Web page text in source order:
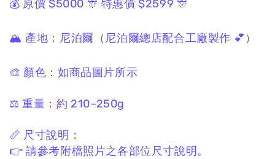
💰 原價 $5000 🎊 特惠價 $2599 🎊
🏔 產地： 尼泊爾 （尼泊爾總店配合工廠製作 💕）
🎨 顏色： 如商品圖片所示
⚖️ 重量： 約 210–250g
📏 尺寸說明：
👉 請參考附檔照片之各部位尺寸說明。